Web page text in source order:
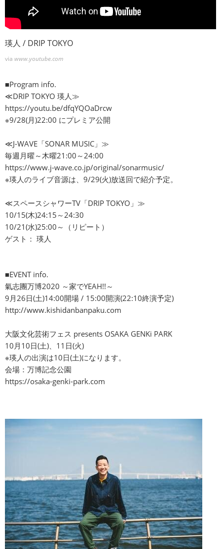
瑛人 / DRIP TOKYO
via www.youtube.com
■Program info.
≪DRIP TOKYO 瑛人≫
https://youtu.be/dfqYQOaDrcw
※9/28(月)22:00 にプレミア公開
≪J-WAVE「SONAR MUSIC」≫
毎週月曜～木曜21:00～24:00
https://www.j-wave.co.jp/original/sonarmusic/
※瑛人のライブ音源は、9/29(火)放送回で紹介予定。
≪スペースシャワーTV「DRIP TOKYO」≫
10/15(木)24:15～24:30
10/21(水)25:00～（リピート）
ゲスト： 瑛人
■EVENT info.
氣志團万博2020 ～家でYEAH!!～
9月26日(土)14:00開場 / 15:00開演(22:10終演予定)
http://www.kishidanbanpaku.com
大阪文化芸術フェス presents OSAKA GENKi PARK
10月10日(土)、11日(火)
※瑛人の出演は10日(土)になります。
会場：万博記念公園
https://osaka-genki-park.com